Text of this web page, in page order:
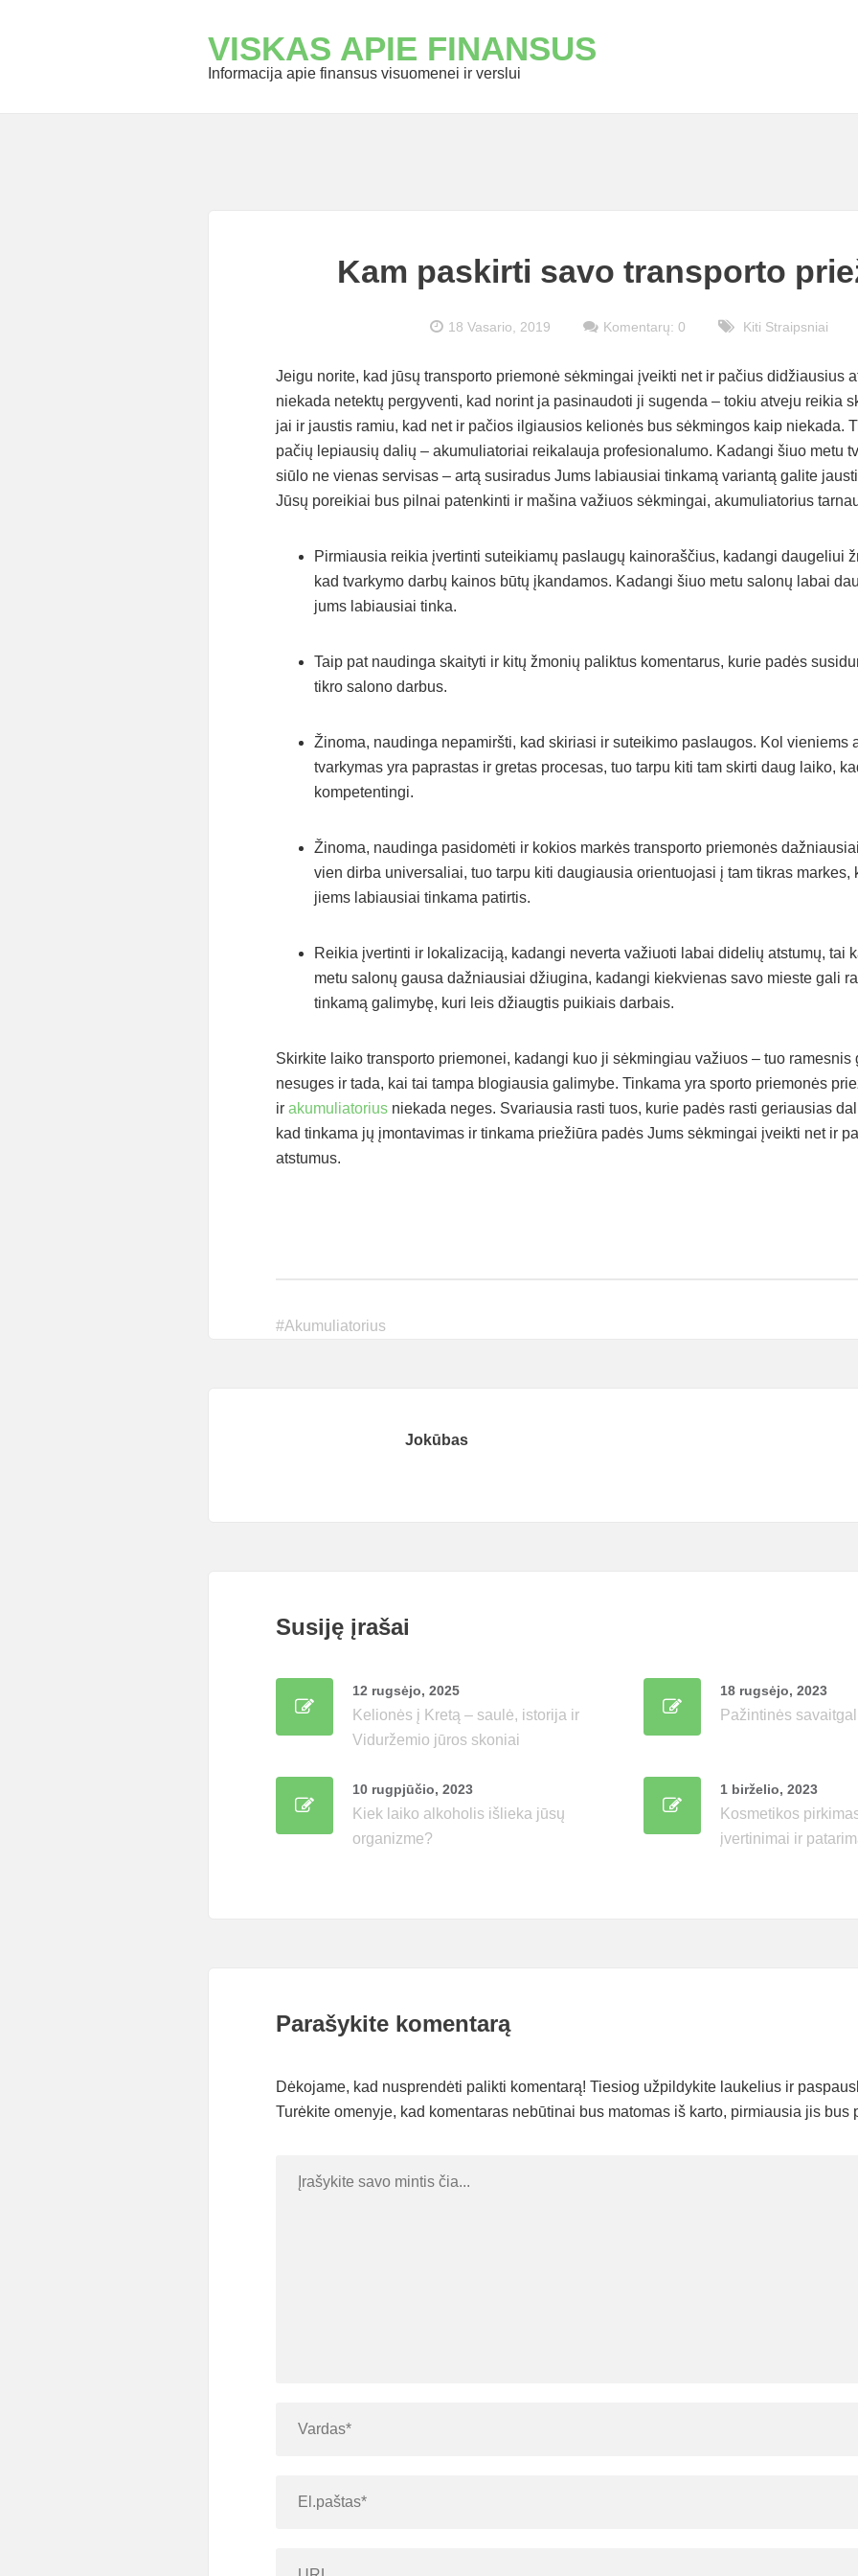
VISKAS APIE FINANSUS
Informacija apie finansus visuomenei ir verslui
Kam paskirti savo transporto
18 Vasario, 2019 Komentarų: 0 Kiti Straipsniai
Jeigu norite, kad jūsų transporto priemonė sėkmingai įveikti net ir pačius didžiausius
niekada netektų pergyventi, kad norint ja pasinaudoti ji sugenda – tokiu atveju reikia
jai ir jaustis ramiu, kad net ir pačios ilgiausios kelionės bus sėkmingos kaip niekada.
pačių lepiausių dalių – akumuliatoriai reikalauja profesionalumo. Kadangi šiuo metu
siūlo ne vienas servisas – artą susiradus Jums labiausiai tinkamą variantą galite
Jūsų poreikiai bus pilnai patenkinti ir mašina važiuos sėkmingai, akumuliatorius
Pirmiausia reikia įvertinti suteikiamų paslaugų kainoraščius, kadangi daugeliui
kad tvarkymo darbų kainos būtų įkandamos. Kadangi šiuo metu salonų labai
jums labiausiai tinka.
Taip pat naudinga skaityti ir kitų žmonių paliktus komentarus, kurie padės
tikro salono darbus.
Žinoma, naudinga nepamiršti, kad skiriasi ir suteikimo paslaugos. Kol vieniems
tvarkymas yra paprastas ir gretas procesas, tuo tarpu kiti tam skirti daug laiko,
kompetentingi.
Žinoma, naudinga pasidomėti ir kokios markės transporto priemonės
vien dirba universaliai, tuo tarpu kiti daugiausia orientuojasi į tam tikras markes,
jiems labiausiai tinkama patirtis.
Reikia įvertinti ir lokalizaciją, kadangi neverta važiuoti labai didelių atstumų, tai
metu salonų gausa dažniausiai džiugina, kadangi kiekvienas savo mieste gali
tinkamą galimybę, kuri leis džiaugtis puikiais darbais.
Skirkite laiko transporto priemonei, kadangi kuo ji sėkmingiau važiuos – tuo ramesnis
nesuges ir tada, kai tai tampa blogiausia galimybe. Tinkama yra sporto priemonės
ir akumuliatorius niekada neges. Svariausia rasti tuos, kurie padės rasti geriausias
kad tinkama jų įmontavimas ir tinkama priežiūra padės Jums sėkmingai įveikti net ir
atstumus.
#Akumuliatorius
Jokūbas
Susiję įrašai
12 rugsėjo, 2025
Kelionės į Kretą – saulė, istorija ir
Viduržemio jūros skoniai
18 rugsėjo, 2023
Pažintinės
10 rugpjūčio, 2023
Kiek laiko alkoholis išlieka jūsų
organizme?
1 birželio, 2023
Kosmetikos
įvertinimai ir
Parašykite komentarą
Dėkojame, kad nusprendėti palikti komentarą! Tiesiog užpildykite laukelius ir
Turėkite omenyje, kad komentaras nebūtinai bus matomas iš karto, pirmiausia jis bus